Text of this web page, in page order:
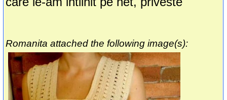
Romanita attached the following image(s):